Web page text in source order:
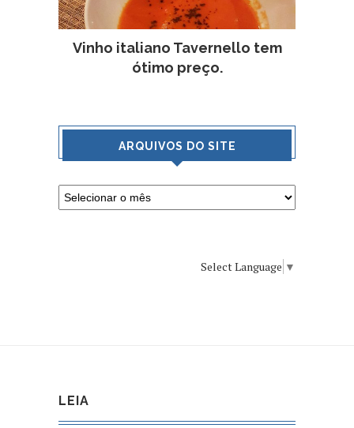
Vinho italiano Tavernello tem
ótimo preço.
ARQUIVOS DO SITE
Select Language ▼
LEIA